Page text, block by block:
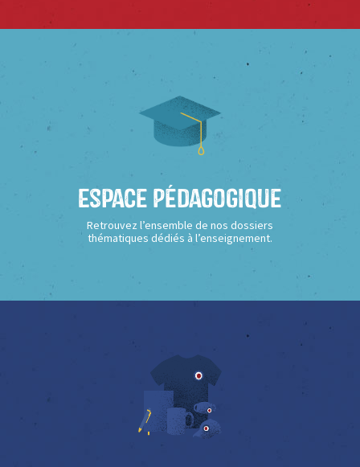
Espace Pédagogique
Retrouvez l’ensemble de nos dossiers
thématiques dédiés à l’enseignement.